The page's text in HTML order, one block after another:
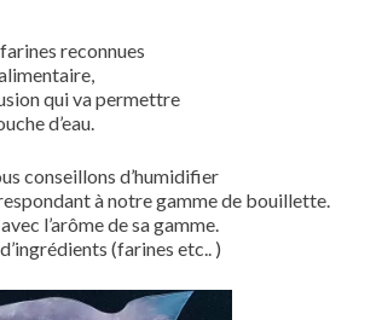
reconnues
qui va permettre
d’eau.
conseillons d’humidifier
à notre gamme de bouillette.
l’arôme de sa gamme.
(farines etc.. )